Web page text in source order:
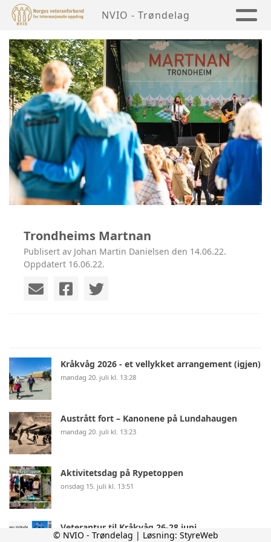
NVIO - Trøndelag
Trondheims Martnan
Publisert av Johan Martin Danielsen den 14.06.22.
Oppdatert 16.06.22.
Kråkvåg 2026 - et vellykket arrangement (igjen)
mandag 20. juli kl. 13:28
Austrått fort – Kanonene på Lundahaugen
mandag 20. juli kl. 13:23
Aktivitetsdag på Rypetoppen
onsdag 15. juli kl. 13:51
Veterantur til Kråkvåg 26-28.juni
© NVIO - Trøndelag | Løsning: StyreWeb